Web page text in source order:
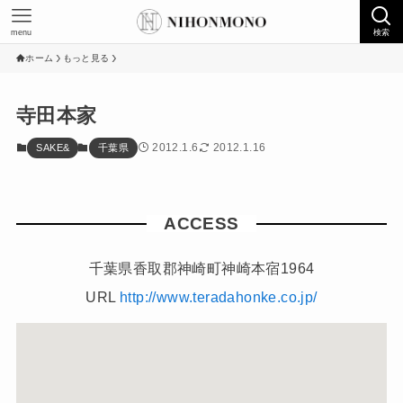
検索
menu
ホーム もっと見る
寺田本家
SAKE& 千葉県 2012.1.6 2012.1.16
ACCESS
千葉県香取郡神崎町神崎本宿1964
URL http://www.teradahonke.co.jp/